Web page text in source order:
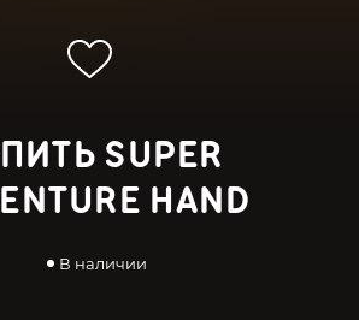
SUPER
HAND
В наличии